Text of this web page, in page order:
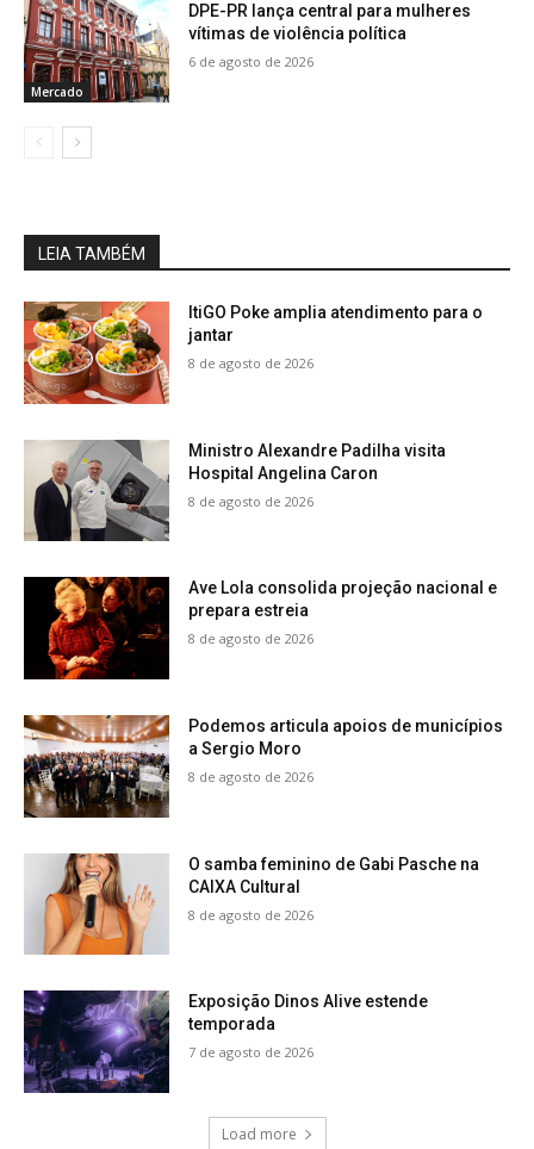
Mercado
DPE-PR lança central para mulheres
vítimas de violência política
6 de agosto de 2026
LEIA TAMBÉM
ItiGO Poke amplia atendimento para o
jantar
8 de agosto de 2026
Ministro Alexandre Padilha visita
Hospital Angelina Caron
8 de agosto de 2026
Ave Lola consolida projeção nacional e
prepara estreia
8 de agosto de 2026
Podemos articula apoios de municípios
a Sergio Moro
8 de agosto de 2026
O samba feminino de Gabi Pasche na
CAIXA Cultural
8 de agosto de 2026
Exposição Dinos Alive estende
temporada
7 de agosto de 2026
Load more